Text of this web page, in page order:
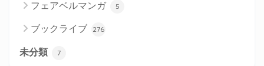
フェアベルマンガ 5
ブックライブ 276
未分類 7